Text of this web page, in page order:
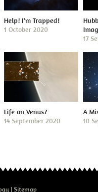
Help! I’m Trapped!
1 October 2020
17
Life on Venus?
14 September 2020
A
10
Sitemap